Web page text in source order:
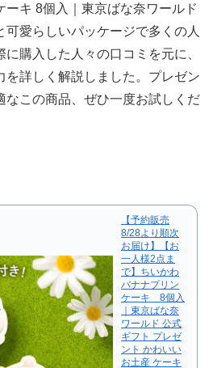
ーキ 8個入｜東京ばな奈ワールド
愛らしいパッケージで多くの人
購入した人々の口コミを元に、
を詳しく解説しました。プレゼン
なこの商品、ぜひ一度お試しくだ
【予約販売
8/28より順次
お届け】【お
一人様2点ま
で】ちいかわ
バナナプリン
ケーキ 8個入
｜東京ばな奈
ワールド 公式
ギフト プレゼ
ント かわいい
お土産 ケーキ